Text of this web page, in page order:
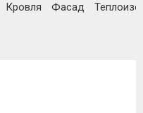
Кровля Фасад